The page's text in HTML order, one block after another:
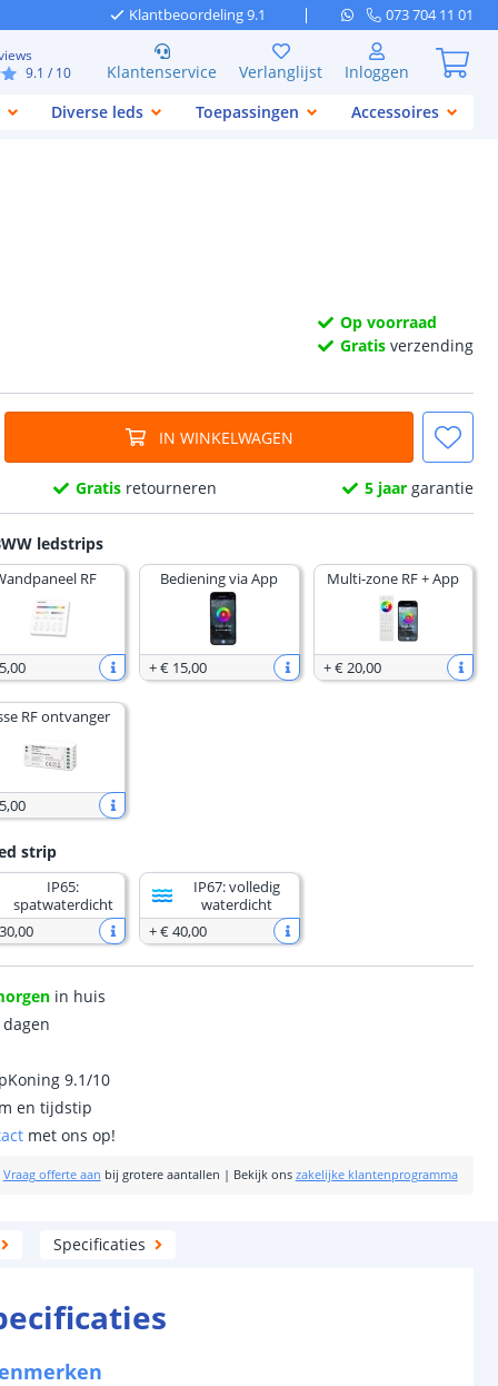
Klantbeoordeling 9.1 073 704 11 01
9.1 / 10 Klantenservice Verlanglijst
Inloggen
Diverse leds Toepassingen Accessoires
Op voorraad
Gratis verzending
IN WINKELWAGEN
Gratis retourneren 5 jaargarantie
ledstrips
RF
,00
Bediening via App
+€ 15,00
Multi-zone RF + App
+€ 20,00
RF ontvanger
,00
strip
IP65:
spatwaterdicht
,00
IP67: volledig
waterdicht
+€ 40,00
in huis
9.1/10
en tijdstip
met ons op!
Vraag offerte aan bij grotere aantallen | Bekijk ons zakelijke klantenprogramma
Specificaties